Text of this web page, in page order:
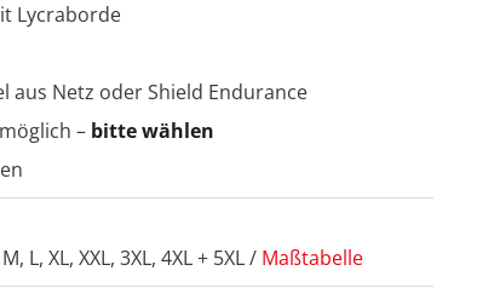
Lycraborde
aus Netz oder Shield Endurance
– bitte wählen
L, XL, XXL, 3XL, 4XL + 5XL / Maßtabelle